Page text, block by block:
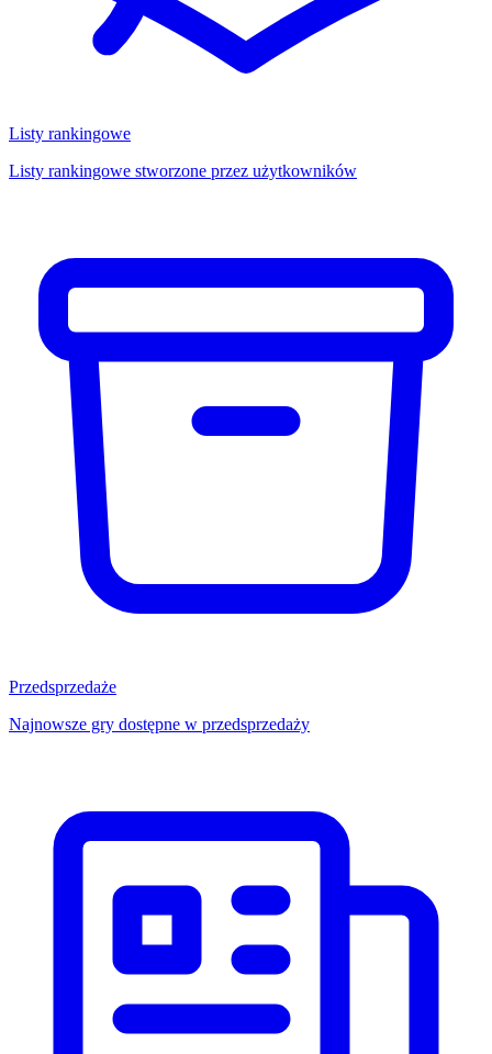
Listy rankingowe
Listy rankingowe stworzone przez użytkowników
Przedsprzedaże
Najnowsze gry dostępne w przedsprzedaży